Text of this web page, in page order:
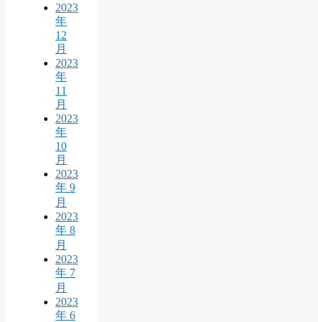
2023
年
12
月
2023
年
11
月
2023
年
10
月
2023
年 9
月
2023
年 8
月
2023
年 7
月
2023
年 6